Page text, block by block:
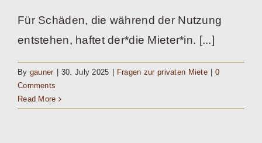
Für Schäden, die während der Nutzung
entstehen, haftet der*die Mieter*in. [...]
By gauner 30. July 2025 Fragen zur privaten Miete
0
Comments
Read More